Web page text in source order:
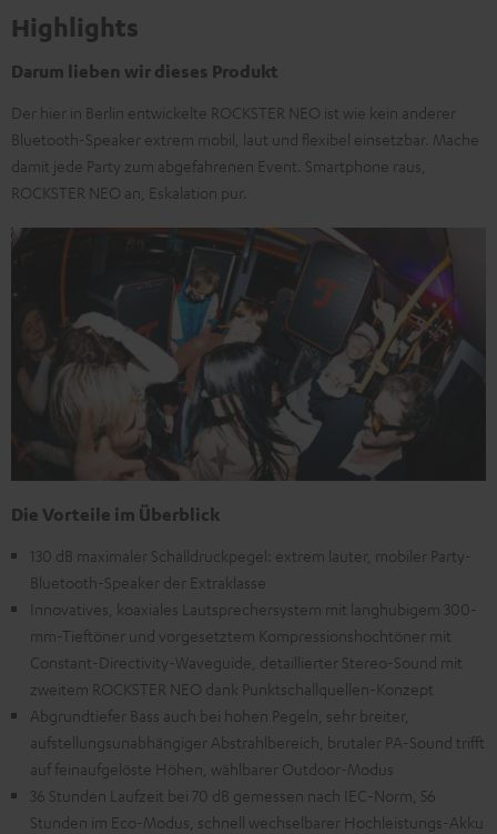
Highlights
Darum lieben wir dieses Produkt
Der hier in Berlin entwickelte ROCKSTER NEO ist wie kein anderer
Bluetooth-Speaker extrem mobil, laut und flexibel einsetzbar. Mache
damit jede Party zum abgefahrenen Event. Smartphone raus,
ROCKSTER NEO an, Eskalation pur.
Die Vorteile im Überblick
130 dB maximaler Schalldruckpegel: extrem lauter, mobiler Party-
Bluetooth-Speaker der Extraklasse
Innovatives, koaxiales Lautsprechersystem mit langhubigem 300-
mm-Tieftöner und vorgesetztem Kompressionshochtöner mit
Constant-Directivity-Waveguide, detaillierter Stereo-Sound mit
zweitem ROCKSTER NEO dank Punktschallquellen-Konzept
Abgrundtiefer Bass auch bei hohen Pegeln, sehr breiter,
aufstellungsunabhängiger Abstrahlbereich, brutaler PA-Sound trifft
auf feinaufgelöste Höhen, wählbarer Outdoor-Modus
36 Stunden Laufzeit bei 70 dB gemessen nach IEC-Norm, 56
Stunden im Eco-Modus, schnell wechselbarer Hochleistungs-Akku